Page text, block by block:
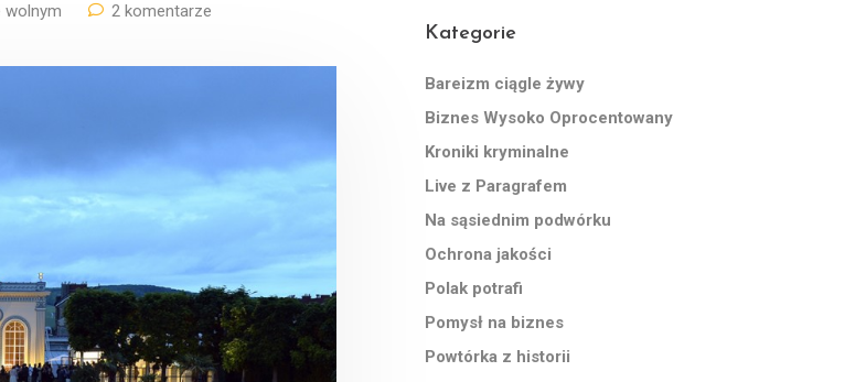
wolnym 2 komentarze
Kategorie
Bareizm ciągle żywy
Biznes Wysoko Oprocentowany
Kroniki kryminalne
Live z Paragrafem
Na sąsiednim podwórku
Ochrona jakości
Polak potrafi
Pomysł na biznes
Powtórka z historii